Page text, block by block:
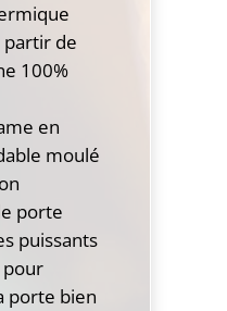
de
100%
en
moulé
porte
puissants
porte bien